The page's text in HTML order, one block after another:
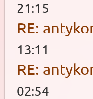
21:15
RE:
13:11
RE:
02:54